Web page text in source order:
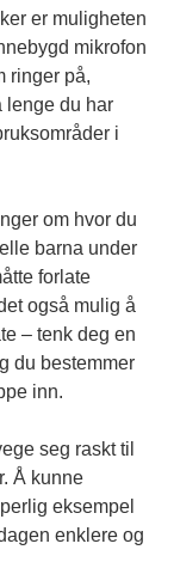
er muligheten
mikrofon
ringer på,
lenge du har
i
om hvor du
barna under
forlate
også mulig å
– tenk deg en
du bestemmer
inn.
seg raskt til
Å kunne
eksempel
enklere og